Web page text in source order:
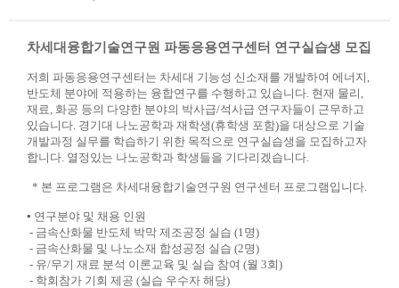
차세대융합기술연구원 파동응용연구센터 연구실습생 모집
저희 파동응용연구센터는 차세대 기능성 신소재를 개발하여 에너지,
반도체 분야에 적용하는 융합연구를 수행하고 있습니다. 현재 물리,
재료, 화공 등의 다양한 분야의 박사급/석사급 연구자들이 근무하고
있습니다. 경기대 나노공학과 재학생(휴학생 포함)을 대상으로 기술
개발과정 실무를 학습하기 위한 목적으로 연구실습생을 모집하고자
합니다. 열정있는 나노공학과 학생들을 기다리겠습니다.
* 본 프로그램은 차세대융합기술연구원 연구센터 프로그램입니다.
▪ 연구분야 및 채용 인원
- 금속산화물 반도체 박막 제조공정 실습 (1명)
- 금속산화물 및 나노소재 합성공정 실습 (2명)
- 유/무기 재료 분석 이론교육 및 실습 참여 (월 3회)
- 학회참가 기회 제공 (실습 우수자 해당)